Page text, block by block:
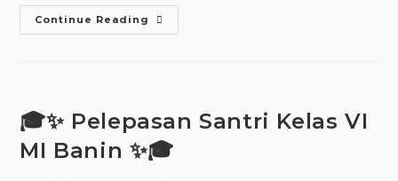
Continue Reading
🎓✨ Pelepasan Santri Kelas VI
MI Banin ✨🎓